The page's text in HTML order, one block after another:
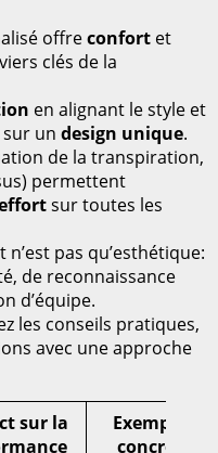
offreconfort et
clés de la
en alignant le style et
un design unique.
de la transpiration,
permettent
sur toutes les
pas qu’esthétique:
de reconnaissance
d’équipe.
les conseils pratiques,
avec une approche
sur la
Exemple
concret